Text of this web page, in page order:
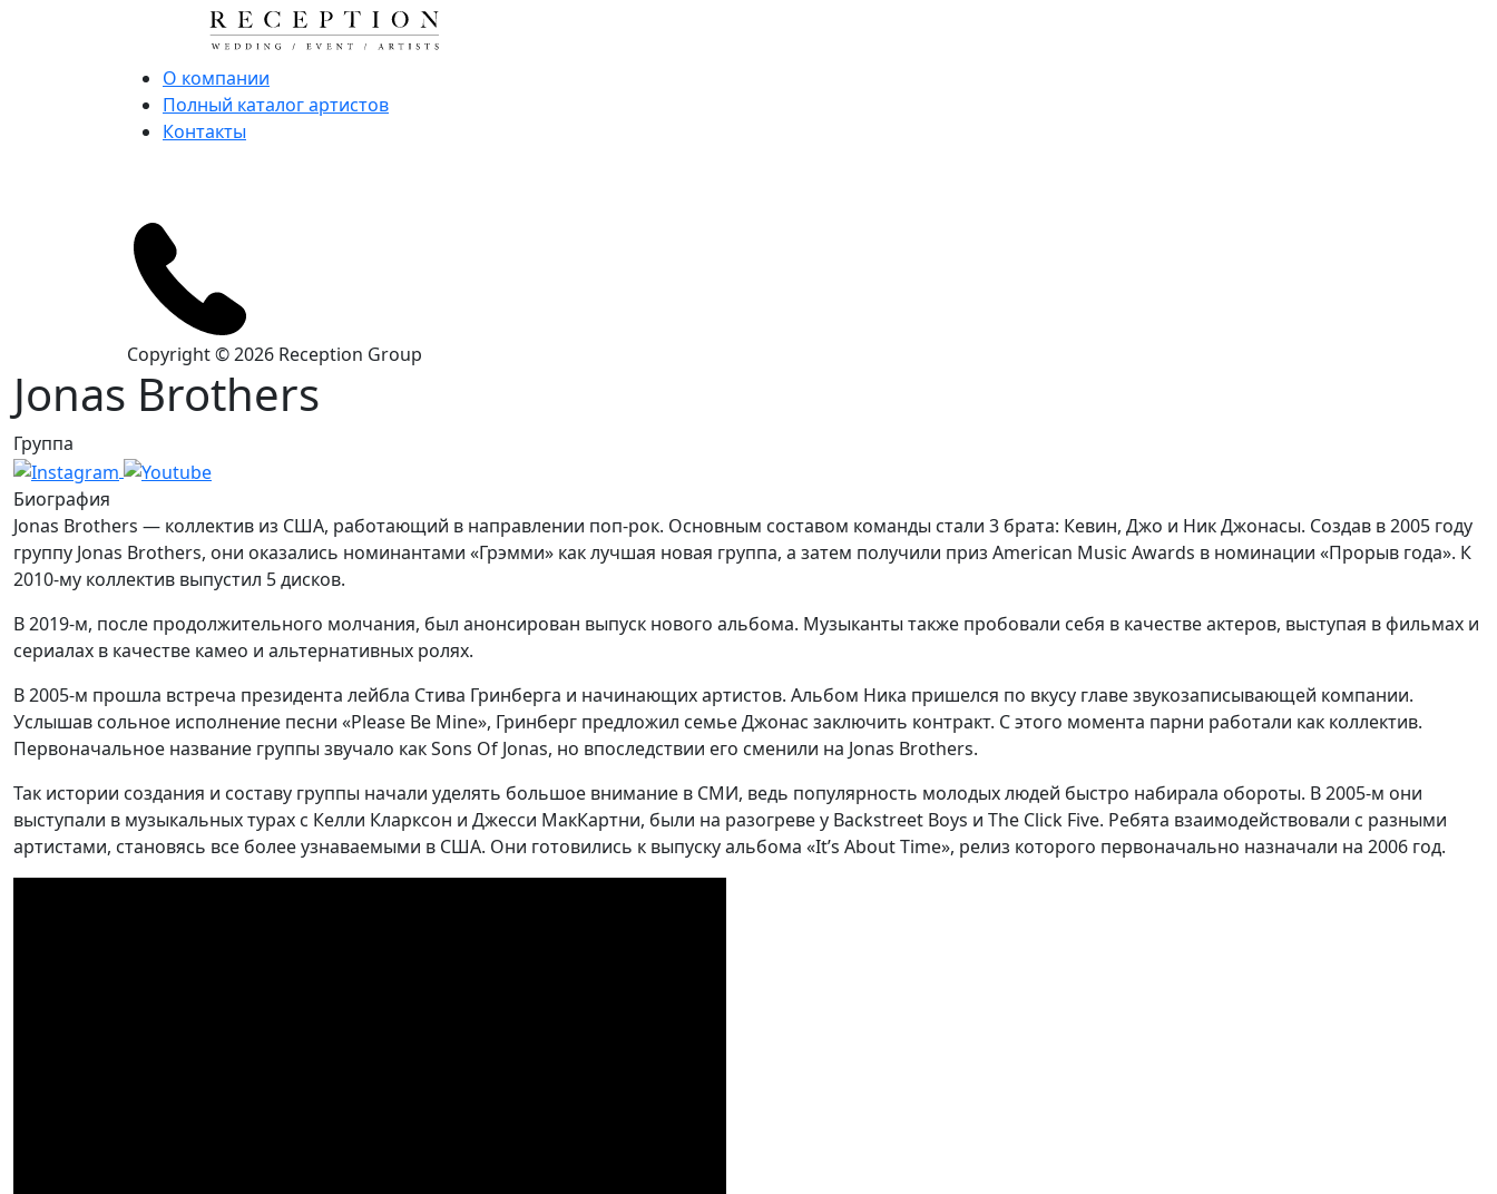
О компании
Полный каталог артистов
Контакты
Copyright © 2026 Reception Group
Jonas Brothers
Группа
Биография
Jonas Brothers — коллектив из США, работающий в направлении поп-рок. Основным составом команды стали 3 брата: Кевин, Джо и Ник Джонасы. Создав в 2005 году
группу Jonas Brothers, они оказались номинантами «Грэмми» как лучшая новая группа, а затем получили приз American Music Awards в номинации «Прорыв года». К
2010-му коллектив выпустил 5 дисков.
В 2019-м, после продолжительного молчания, был анонсирован выпуск нового альбома. Музыканты также пробовали себя в качестве актеров, выступая в фильмах и
сериалах в качестве камео и альтернативных ролях.
В 2005-м прошла встреча президента лейбла Стива Гринберга и начинающих артистов. Альбом Ника пришелся по вкусу главе звукозаписывающей компании.
Услышав сольное исполнение песни «Please Be Mine», Гринберг предложил семье Джонас заключить контракт. С этого момента парни работали как коллектив.
Первоначальное название группы звучало как Sons Of Jonas, но впоследствии его сменили на Jonas Brothers.
Так истории создания и составу группы начали уделять большое внимание в СМИ, ведь популярность молодых людей быстро набирала обороты. В 2005-м они
выступали в музыкальных турах с Келли Кларксон и Джесси МакКартни, были на разогреве у Backstreet Boys и The Click Five. Ребята взаимодействовали с разными
артистами, становясь все более узнаваемыми в США. Они готовились к выпуску альбома «It’s About Time», релиз которого первоначально назначали на 2006 год.